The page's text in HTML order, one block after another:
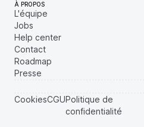
À PROPOS
L'équipe
Jobs
Help center
Contact
Roadmap
Presse
CookiesCGUPolitique de
confidentialité